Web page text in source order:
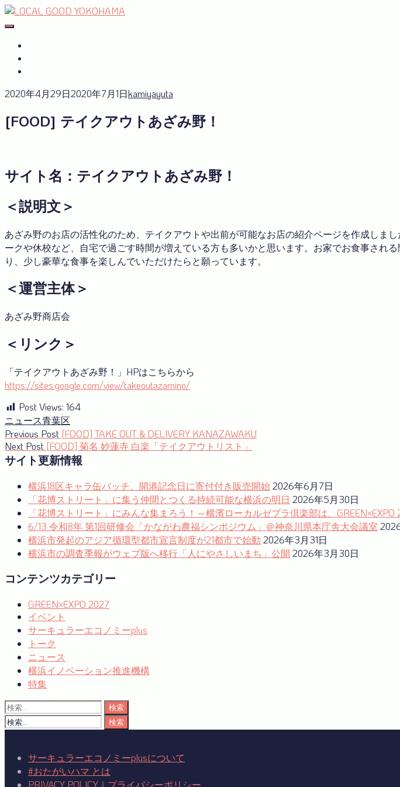
Skip
to
2020年4月29日2020年7月1日kamiyayuta
[FOOD] テイクアウトあざみ野！
サイト名：テイクアウトあざみ野！
＜説明文＞
あざみ野のお店の活性化のため、テイクアウトや出前が可能なお店の紹介ページを作成しま
ークや休校など、自宅で過ごす時間が増えている方も多いかと思います。お家でお食事され
り、少し豪華な食事を楽しんでいただけたらと願っています。
＜運営主体＞
あざみ野商店会
＜リンク＞
「テイクアウトあざみ野！」HPはこちらから
https://sites.google.com/view/takeoutazamino/
Post Views: 164
ニュース青葉区
投
稿
ビ
ゲ
ー
シ
ン
Previous Post Previous
post:
[FOOD] TAKE OUT & DELIVERY KANAZAWAKU
Next Post Next
post:
[FOOD] 菊名 妙蓮寺 白楽「テイクアウトリスト」
サイト更新情報
横浜18区キャラ缶バッチ、開港記念日に寄付付き販売開始2026年6月7日
「花博ストリート」に集う仲間とつくる持続可能な横浜の明日 2026年5月30日
「花博ストリート」にみんな集まろう！～横濱ローカルゼブラ倶楽部は、
6/13 令和8年 第1回研修会「かながわ農福シンポジウム」＠神奈川県本庁舎大会議室
横浜市発起のアジア循環型都市宣言制度が21都市で始動 2026年3月31日
横浜市の調査季報がウェブ版へ移行「人にやさしいまち」公開 2026年3月30日
コンテンツカテゴリー
GREEN×EXPO 2027
イベント
サーキュラーエコノミーplus
トーク
ニュース
横浜イノベーション推進機構
特集
検
索:
検
索:
サーキュラーエコノミーplusについて
#おたがいハマ とは
PRIVACY POLICY｜プライバシーポリシー